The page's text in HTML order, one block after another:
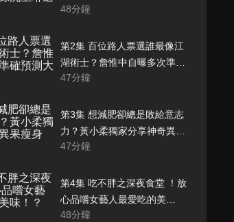
玉琳還能開玩笑？
48分鐘
第2集 百位路人票選誰最像江
湖術士？詹惟中自曝多次準確
預測大選結果！？
47分鐘
第3集 想減肥卻總是敗給意志
力？黃小柔獨家分享神奇異果
瘦身法！？
47分鐘
第4集 吃不胖之深夜食堂 ！放
心品嚐女藝人最愛吃的美
味！？
48分鐘